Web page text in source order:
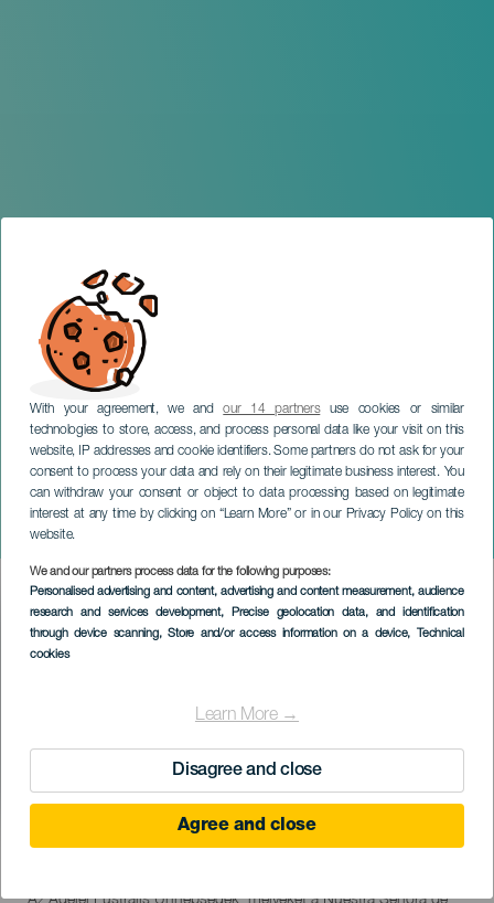
With your agreement, we andour 14 partnersuse cookies or similar
technologies to store, access, and process personal data like your visit on this
website, IP addresses and cookie identifiers. Some partners do not ask for your
consent to process your data and rely on their legitimate business interest. You
can withdraw your consent or object to data processing based on legitimate
interest at any time by clicking on “Learn More” or in our Privacy Policy on this
website.
We and our partners process data for the following purposes:
Personalised advertising and content, advertising and content measurement, audience
research and services development, Precise geolocation data, and identification
through device scanning, Store and/or access information on a device, Technical
cookies
Learn More →
Disagree and close
Agree and close
Adeje Lustral Fesztiválok
TENERIFE
Imagen
Listado
September 2026
Descripción
Az Adejei Lustralis Ünnepségek, melyeket a Nuestra Señora de